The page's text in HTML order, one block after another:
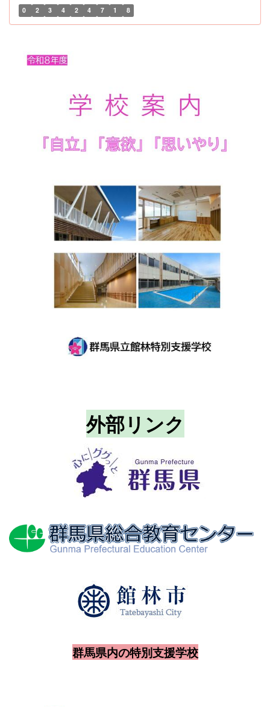
0 2 3 4 2 4 7 1 8
外部リンク
群馬県内の特別支援学校